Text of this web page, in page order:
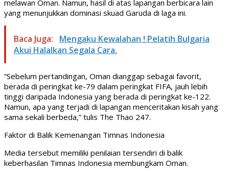
melawan Oman. Namun, hasil di atas lapangan berbicara lain
yang menunjukkan dominasi skuad Garuda di laga ini.
Baca Juga:
Mengaku Kewalahan ! Pelatih Bulgaria
Akui Halalkan Segala Cara.
“Sebelum pertandingan, Oman dianggap sebagai favorit,
berada di peringkat ke-79 dalam peringkat FIFA, jauh lebih
tinggi daripada Indonesia yang berada di peringkat ke-122.
Namun, apa yang terjadi di lapangan menceritakan kisah yang
sama sekali berbeda,” tulis The Thao 247.
Faktor di Balik Kemenangan Timnas Indonesia
Media tersebut memiliki penilaian tersendiri di balik
keberhasilan Timnas Indonesia membungkam Oman.